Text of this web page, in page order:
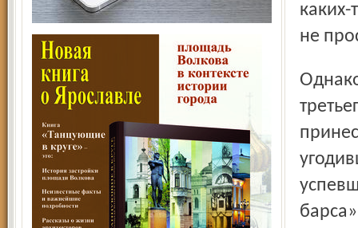
каких-
не
Однако не успел секундомер отстукать первую минуту